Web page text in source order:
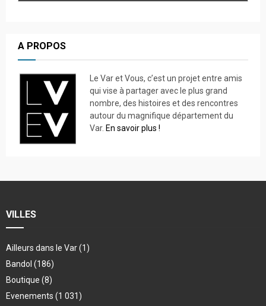
A PROPOS
Le Var et Vous, c’est un projet entre amis
qui vise à partager avec le plus grand
nombre, des histoires et des rencontres
autour du magnifique département du
Var. En savoir plus !
VILLES
Ailleurs dans le Var(1)
Bandol (186)
Boutique (8)
Evenements (1 031)